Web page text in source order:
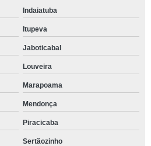
Indaiatuba
Itupeva
Jaboticabal
Louveira
Marapoama
Mendonça
Piracicaba
Sertãozinho